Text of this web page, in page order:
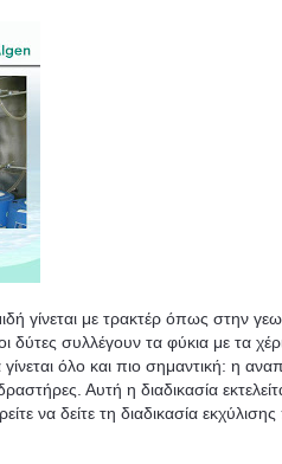
γίνεται με τρακτέρ όπως στην
συλλέγουν τα φύκια με τα χέρια
όλο και πιο σημαντική: η
Αυτή η διαδικασία
να δείτε τη διαδικασία